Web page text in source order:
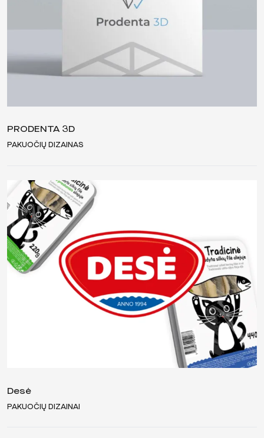
PRODENTA 3D
PAKUOČIŲ DIZAINAS
Desė
PAKUOČIŲ DIZAINAI